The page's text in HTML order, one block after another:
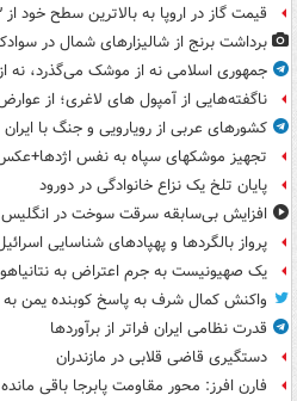
قیمت گاز در اروپا به بالاترین سطح خود از ۲۰۲۳ رسید
برداشت برنج از شالیزارهای شمال در
جمهوری اسلامی نه از موشک می‌گذرد، نه
ناگفته‌هایی از آمپول های لاغری؛ از عوارض
کشورهای عربی از رویارویی و جنگ با
تجهیز موشکهای سپاه به نفس
پایان تلخ یک نزاع خانوادگی در دورود
افزایش بی‌سابقه سرقت سوخت در انگلیس
پرواز بالگردها و پهپادهای شناسایی
یک صهیونیست به جرم اعتراض به
واکنش کمال شرف به پاسخ کوبنده یمن
قدرت نظامی ایران فراتر از برآوردها
دستگیری قاضی قلابی در مازندران
فارن افرز: محور مقاومت پابرجا باقی